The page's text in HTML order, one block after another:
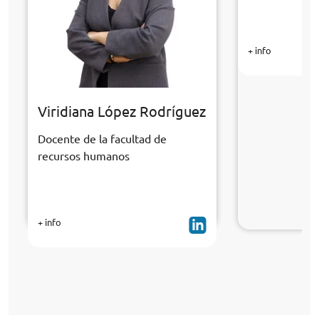
Viridiana López Rodríguez
Docente de la facultad de
recursos humanos
+ info
+ info